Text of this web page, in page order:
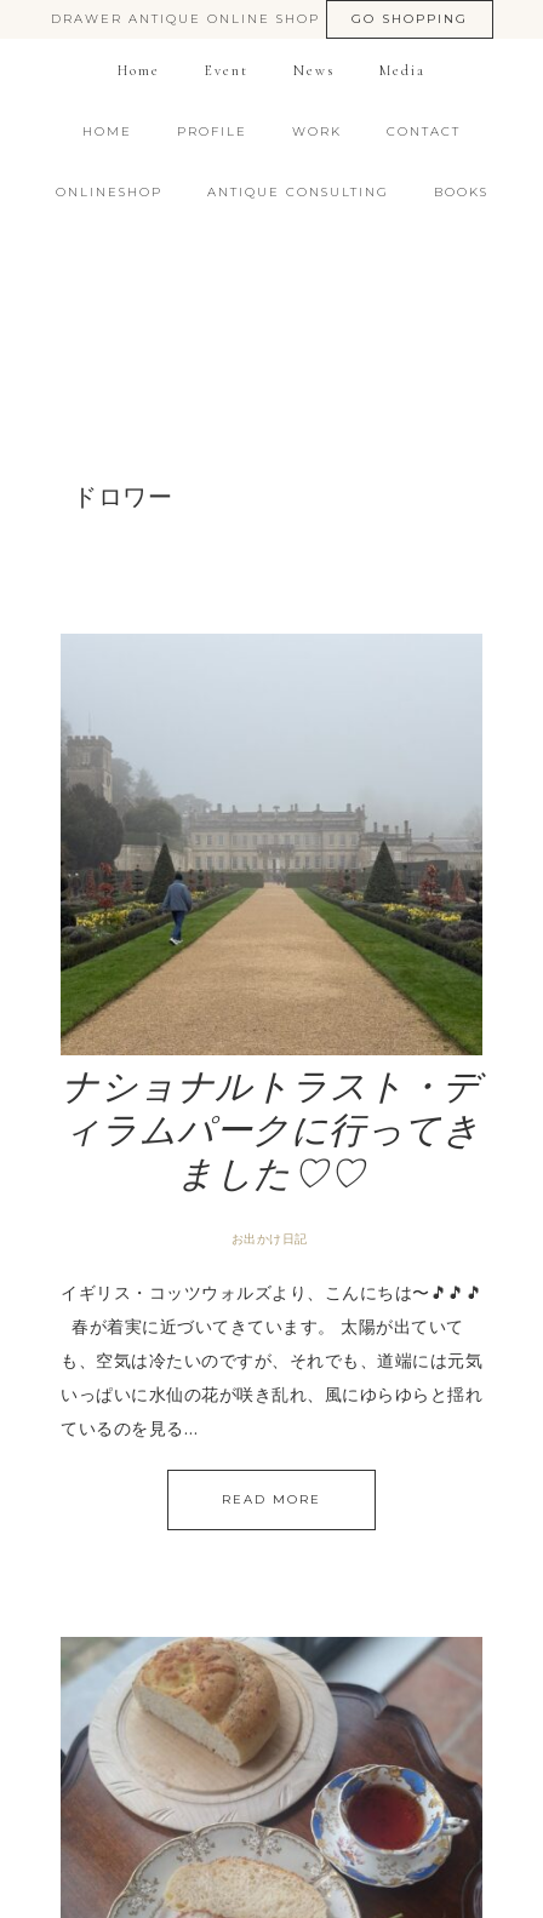
DRAWER ANTIQUE ONLINE SHOP GO SHOPPING
Home Event News Media
HOME PROFILE WORK CONTACT
ONLINESHOP ANTIQUE CONSULTING BOOKS
ドロワー
ナショナルトラスト・デ
ィラムパークに行ってき
ました♡♡
お出かけ日記
イギリス・コッツウォルズより、こんにちは〜🎵🎵🎵
春が着実に近づいてきています。 太陽が出ていて
も、空気は冷たいのですが、それでも、道端には元気
いっぱいに水仙の花が咲き乱れ、風にゆらゆらと揺れ
ているのを見る…
READ MORE